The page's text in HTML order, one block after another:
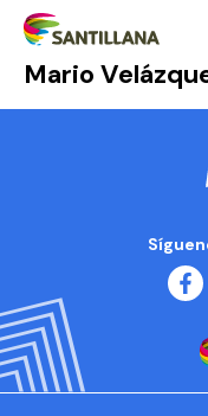
Mario